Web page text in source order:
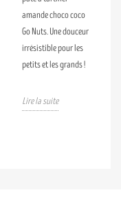
amande choco coco
Go Nuts. Une douceur
irrésistible pour les
petits et les grands !
Lire la suite